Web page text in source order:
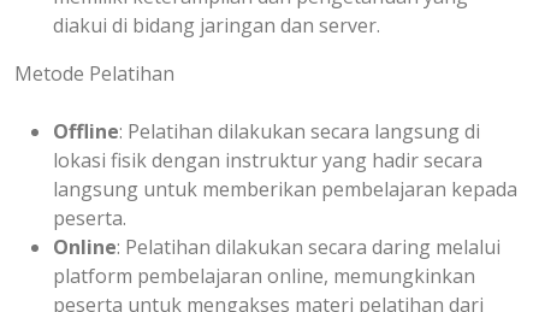
diakui di bidang jaringan dan server.
Metode Pelatihan
Offline: Pelatihan dilakukan secara langsung di
lokasi fisik dengan instruktur yang hadir secara
langsung untuk memberikan pembelajaran kepada
peserta.
Online: Pelatihan dilakukan secara daring melalui
platform pembelajaran online, memungkinkan
peserta untuk mengakses materi pelatihan dari